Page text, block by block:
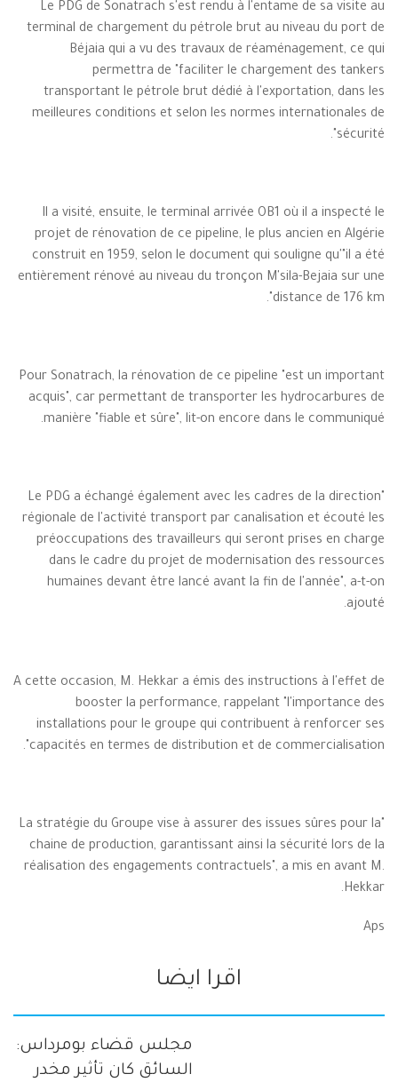
Le PDG de Sonatrach s'est rendu à l'entame de sa visite au
terminal de chargement du pétrole brut au niveau du port de
Béjaia qui a vu des travaux de réaménagement, ce qui
permettra de "faciliter le chargement des tankers
transportant le pétrole brut dédié à l'exportation, dans les
meilleures conditions et selon les normes internationales de
sécurité".
Il a visité, ensuite, le terminal arrivée OB1 où il a inspecté le
projet de rénovation de ce pipeline, le plus ancien en Algérie
construit en 1959, selon le document qui souligne qu'"il a été
entièrement rénové au niveau du tronçon M'sila-Bejaia sur une
distance de 176 km".
Pour Sonatrach, la rénovation de ce pipeline "est un important
acquis", car permettant de transporter les hydrocarbures de
manière "fiable et sûre", lit-on encore dans le communiqué.
"Le PDG a échangé également avec les cadres de la direction
régionale de l'activité transport par canalisation et écouté les
préoccupations des travailleurs qui seront prises en charge
dans le cadre du projet de modernisation des ressources
humaines devant être lancé avant la fin de l'année", a-t-on
ajouté.
A cette occasion, M. Hekkar a émis des instructions à l'effet de
booster la performance, rappelant "l'importance des
installations pour le groupe qui contribuent à renforcer ses
capacités en termes de distribution et de commercialisation".
"La stratégie du Groupe vise à assurer des issues sûres pour la
chaine de production, garantissant ainsi la sécurité lors de la
réalisation des engagements contractuels", a mis en avant M.
Hekkar.
Aps
اقرا ايضا
مجلس قضاء بومرداس:
السائق كان تأثير مخدر